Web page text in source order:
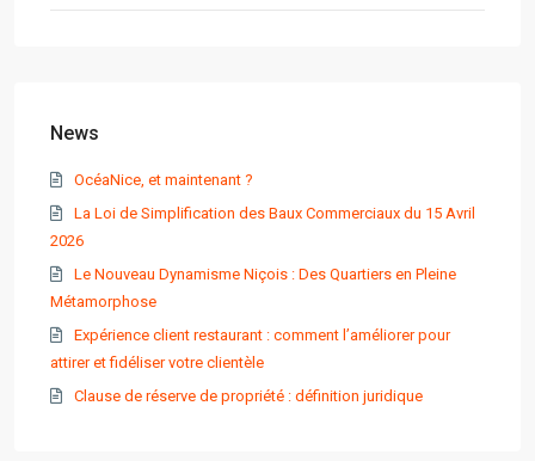
News
OcéaNice, et maintenant ?
La Loi de Simplification des Baux Commerciaux du 15 Avril
2026
Le Nouveau Dynamisme Niçois : Des Quartiers en Pleine
Métamorphose
Expérience client restaurant : comment l’améliorer pour
attirer et fidéliser votre clientèle
Clause de réserve de propriété : définition juridique